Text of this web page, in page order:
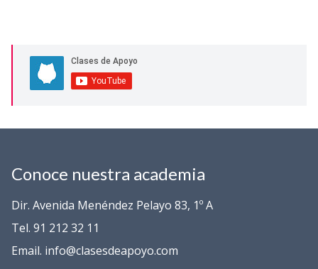
Conoce nuestra academia
Dir. Avenida Menéndez Pelayo 83, 1º A
Tel. 91 212 32 11
Email. info@clasesdeapoyo.com